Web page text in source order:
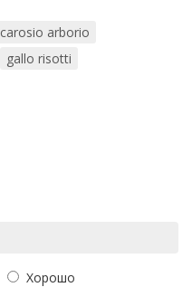
carosio arborio
gallo risotti
Хорошо